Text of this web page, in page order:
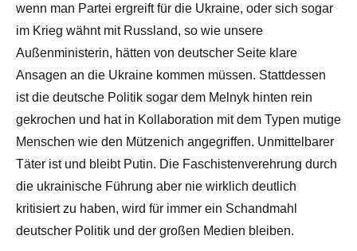
wenn man Partei ergreift für die Ukraine, oder sich sogar
im Krieg wähnt mit Russland, so wie unsere
Außenministerin, hätten von deutscher Seite klare
Ansagen an die Ukraine kommen müssen. Stattdessen
ist die deutsche Politik sogar dem Melnyk hinten rein
gekrochen und hat in Kollaboration mit dem Typen mutige
Menschen wie den Mützenich angegriffen. Unmittelbarer
Täter ist und bleibt Putin. Die Faschistenverehrung durch
die ukrainische Führung aber nie wirklich deutlich
kritisiert zu haben, wird für immer ein Schandmahl
deutscher Politik und der großen Medien bleiben.